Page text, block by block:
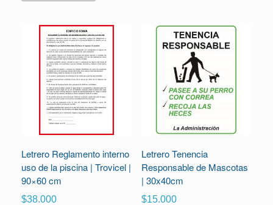
Letrero Reglamento interno
uso de la piscina | Trovicel |
90×60 cm
$38.000
Letrero Tenencia
Responsable de Mascotas
| 30x40cm
$15.000